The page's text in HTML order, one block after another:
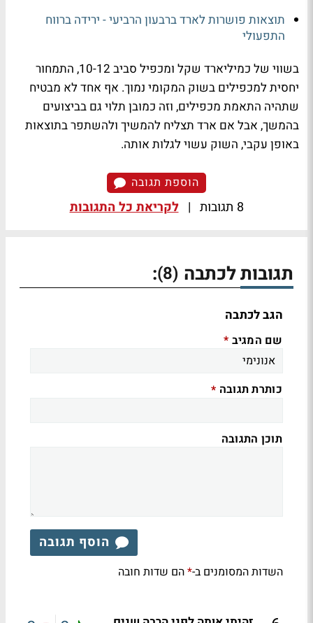
תוצאות פושרות לארד ברבעון הרביעי - ירידה ברווח
התפעולי
בשווי של כמיליארד שקל ומכפיל סביב 10-12, התמחור
יחסית למכפילים בשוק המקומי נמוך. אף אחד לא מבטיח
שתהיה התאמת מכפילים, וזה כמובן תלוי גם בביצועים
בהמשך, אבל אם ארד תצליח להמשיך ולהשתפר בתוצאות
באופן עקבי, השוק עשוי לגלות אותה.
הוספת תגובה
8 תגובות | לקריאת כל התגובות
תגובות לכתבה (8)
:
הגב לכתבה
שם המגיב *
כותרת תגובה *
תוכן התגובה
הוסף תגובה
השדות המסומנים ב-*הם שדות חובה